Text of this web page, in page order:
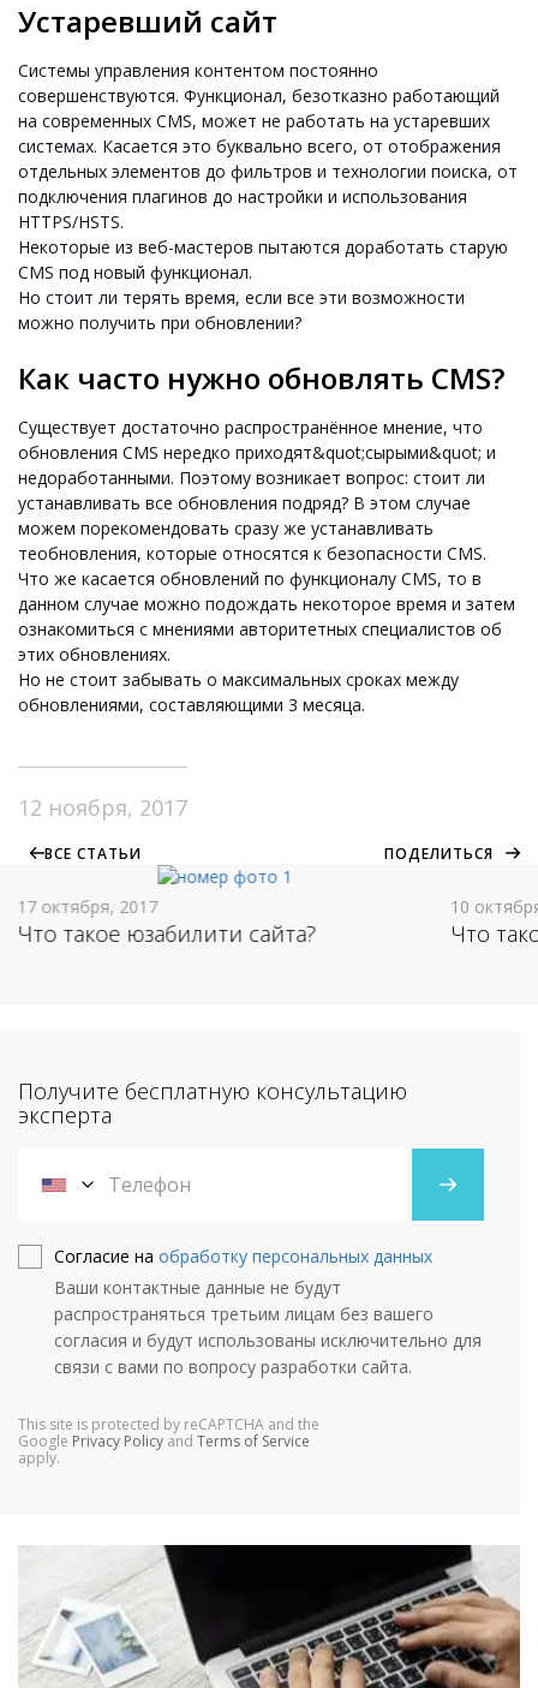
Устаревший сайт
Системы управления контентом постоянно
совершенствуются. Функционал, безотказно работающий
на современных CMS, может не работать на устаревших
системах. Касается это буквально всего, от отображения
отдельных элементов до фильтров и технологии поиска, от
подключения плагинов до настройки и использования
HTTPS/HSTS.
Некоторые из веб-мастеров пытаются доработать старую
CMS под новый функционал.
Но стоит ли терять время, если все эти возможности
можно получить при обновлении?
Как часто нужно обновлять CMS?
Существует достаточно распространённое мнение, что
обновления CMS нередко приходят&quot;сырыми&quot; и
недоработанными. Поэтому возникает вопрос: стоит ли
устанавливать все обновления подряд? В этом случае
можем порекомендовать сразу же устанавливать
теобновления, которые относятся к безопасности CMS.
Что же касается обновлений по функционалу CMS, то в
данном случае можно подождать некоторое время и затем
ознакомиться с мнениями авторитетных специалистов об
этих обновлениях.
Но не стоит забывать о максимальных сроках между
обновлениями, составляющими 3 месяца.
12 ноября, 2017
ВСЕ СТАТЬИ ПОДЕЛИТЬСЯ
17 октября, 2017
Что такое юзабилити сайта?
10
Что
Получите бесплатную консультацию
эксперта
Согласие на обработку персональных данных
Ваши контактные данные не будут
распространяться третьим лицам без вашего
согласия и будут использованы исключительно для
связи с вами по вопросу разработки сайта.
This site is protected by reCAPTCHA and the
Google Privacy Policy and Terms of Service
apply.